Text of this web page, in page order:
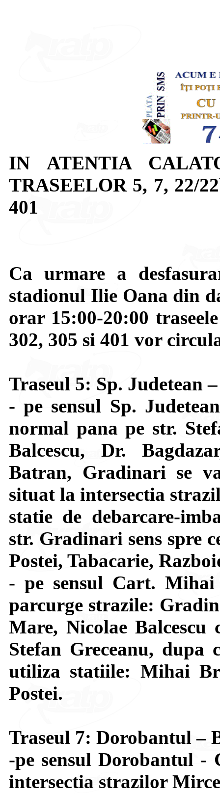
IN ATENTIA
TRASEELOR 5, 7, 22/
401
Ca urmare a
stadionul Ilie Oana din
orar 15:00-20:00
302, 305 si 401 vor
Traseul 5: Sp. Judetean
- pe sensul Sp.
normal pana pe str.
Balcescu, Dr.
Batran, Gradinari se
situat la intersectia
statie de debarcare-
str. Gradinari sens spre
Postei, Tabacarie,
- pe sensul Cart.
parcurge strazile:
Mare, Nicolae
Stefan Greceanu, dupa
utiliza statiile: Mihai
Postei.
Traseul 7: Dorobantul –
-pe sensul Dorobantul -
intersectia strazilor